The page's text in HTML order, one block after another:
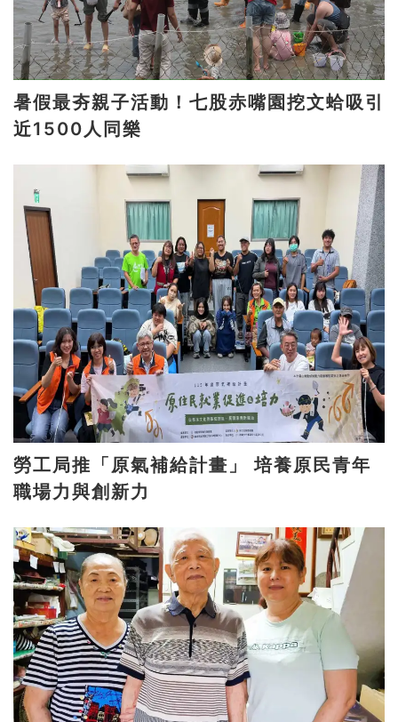
暑假最夯親子活動！七股赤嘴園挖文蛤吸引
近1500人同樂
勞工局推「原氣補給計畫」 培養原民青年
職場力與創新力